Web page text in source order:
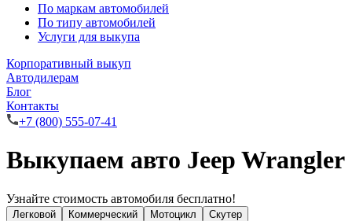
По маркам автомобилей
По типу автомобилей
Услуги для выкупа
Корпоративный выкуп
Автодилерам
Блог
Контакты
+7 (800) 555-07-41
Выкупаем авто Jeep Wrangler
Узнайте стоимость автомобиля бесплатно!
Легковой Коммерческий Мотоцикл Скутер